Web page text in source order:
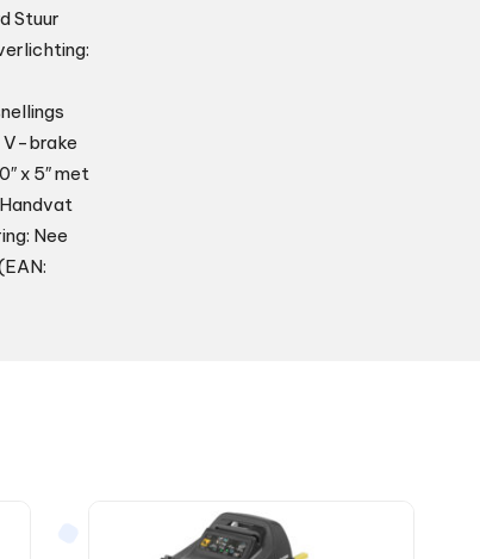
Stuur
V-brake
x 5″ met
Nee